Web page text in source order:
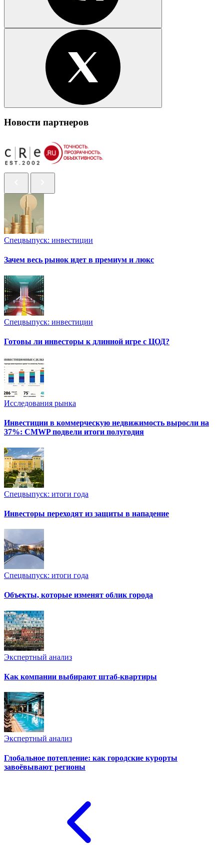
Новости партнеров
Спецвыпуск: инвестиции
Зачем весь рынок идет в премиум и люкс
Спецвыпуск: инвестиции
Готовы ли инвесторы к длинной игре с ЦОД?
Исследования рынка
Инвестиции в коммерческую недвижимость выросли на
37%: CMWP подвели итоги полугодия
Спецвыпуск: итоги года
Инвесторы переходят из защиты в нападение
Спецвыпуск: итоги года
Объекты, которые изменят облик города
Экспертный анализ
Как компании выбирают штаб-квартиры
Экспертный анализ
Глобальное потепление: как городские курорты
завоёвывают регионы